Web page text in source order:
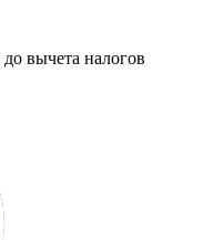
до вычета налогов